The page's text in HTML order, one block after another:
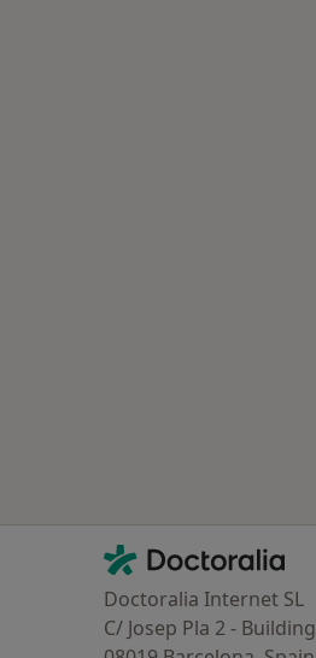
Contacto
Doctoralia - Homepage
Doctoralia Internet SL
C/ Josep Pla 2 -